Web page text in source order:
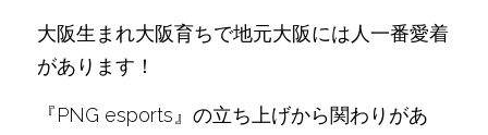
大阪生まれ大阪育ちで地元大阪には人一番愛着
があります！
『PNG esports』の立ち上げから関わりがあ